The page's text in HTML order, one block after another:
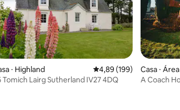
média de 5, 145 avaliações
⋅ Highland 4,89 de uma avaliação
4,89 (199)
Tomich Lairg Sutherland IV27 4DQ
Casa ⋅
Highland
A Coach